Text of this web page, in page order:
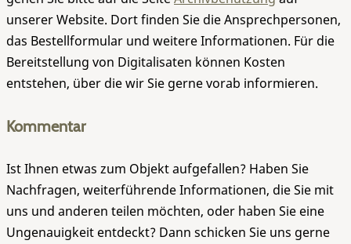
unserer Website. Dort finden Sie die Ansprechpersonen,
das Bestellformular und weitere Informationen. Für die
Bereitstellung von Digitalisaten können Kosten
entstehen, über die wir Sie gerne vorab informieren.
Kommentar
Ist Ihnen etwas zum Objekt aufgefallen? Haben Sie
Nachfragen, weiterführende Informationen, die Sie mit
uns und anderen teilen möchten, oder haben Sie eine
Ungenauigkeit entdeckt? Dann schicken Sie uns gerne